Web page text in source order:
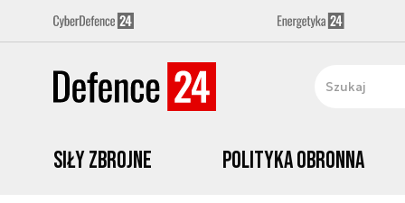
Siły zbrojne Polityka obronna